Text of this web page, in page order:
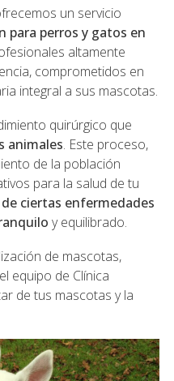
un servicio
para perros y gatos en
altamente
comprometidos en
integral a sus mascotas.
quirúrgico que
animales. Este proceso,
de la población
para la salud de tu
ciertas enfermedades
y equilibrado.
de mascotas,
equipo de Clínica
de tus mascotas y la